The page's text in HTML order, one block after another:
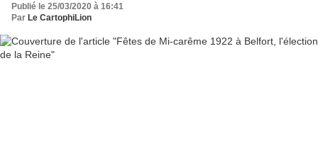
Publié le 25/03/2020 à 16:41
Par Le CartophiLion